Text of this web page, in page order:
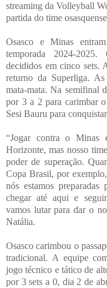
streaming da Volleyball
partida do time
Osasco e Minas
temporada 2024-
decididos em cinco sets.
returno da Superliga. As
mata-mata. Na semifinal
por 3 a 2 para carimbar
Sesi Bauru para
“Jogar contra o Minas
Horizonte, mas nosso
poder de superação.
Copa Brasil, por
nós estamos preparadas
chegar até aqui e
vamos lutar para dar o
Natália.
Osasco carimbou o
tradicional. A equipe
jogo técnico e tático de
por 3 sets a 0, dia 2 de